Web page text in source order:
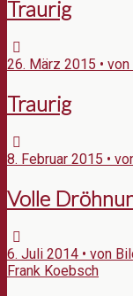
Traurig
26. März 2015 •
Traurig
8. Februar 2015 •
Volle
6. Juli 2014 • von
Frank Koebsch